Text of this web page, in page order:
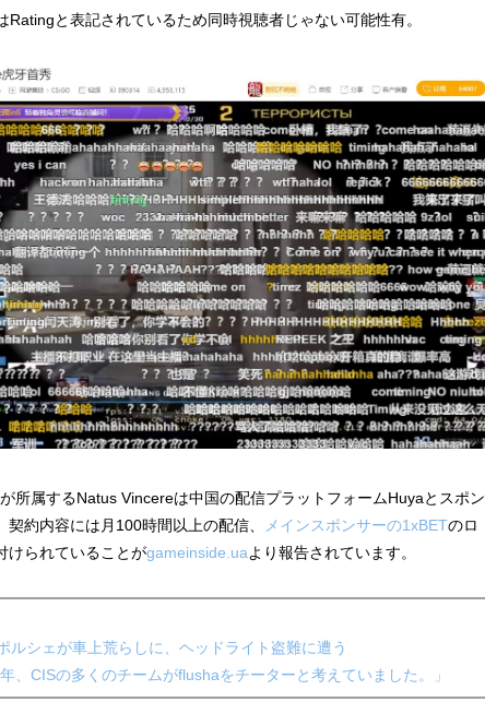
Ratingと表記されているため同時視聴者じゃない可能性有。
所属するNatus Vincereは中国の配信プラットフォームHuyaとスポン
契約内容には月100時間以上の配信、
メインスポンサーの1xBETのロ
けられていることがgameinside.uaより報告されています。
ルシェが車上荒らしに、ヘッドライト盗難に遭う
、CISの多くのチームがflushaをチーターと考えていました。」